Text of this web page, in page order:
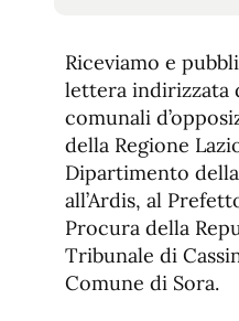
Riceviamo e
lettera indirizzata
comunali
della Regione
Dipartimento
all’Ardis, al
Procura della
Tribunale di
Comune di Sora.